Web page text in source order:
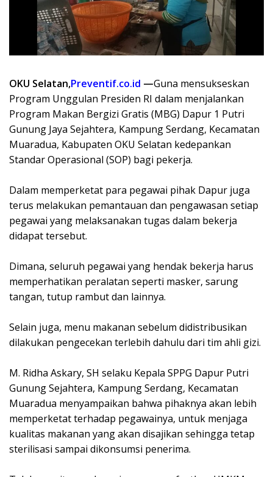
OKU Selatan,Preventif.co.id —Guna mensukseskan
Program Unggulan Presiden RI dalam menjalankan
Program Makan Bergizi Gratis (MBG) Dapur 1 Putri
Gunung Jaya Sejahtera, Kampung Serdang, Kecamatan
Muaradua, Kabupaten OKU Selatan kedepankan
Standar Operasional (SOP) bagi pekerja.
Dalam memperketat para pegawai pihak Dapur juga
terus melakukan pemantauan dan pengawasan setiap
pegawai yang melaksanakan tugas dalam bekerja
didapat tersebut.
Dimana, seluruh pegawai yang hendak bekerja harus
memperhatikan peralatan seperti masker, sarung
tangan, tutup rambut dan lainnya.
Selain juga, menu makanan sebelum didistribusikan
dilakukan pengecekan terlebih dahulu dari tim ahli gizi.
M. Ridha Askary, SH selaku Kepala SPPG Dapur Putri
Gunung Sejahtera, Kampung Serdang, Kecamatan
Muaradua menyampaikan bahwa pihaknya akan lebih
memperketat terhadap pegawainya, untuk menjaga
kualitas makanan yang akan disajikan sehingga tetap
sterilisasi sampai dikonsumsi penerima.